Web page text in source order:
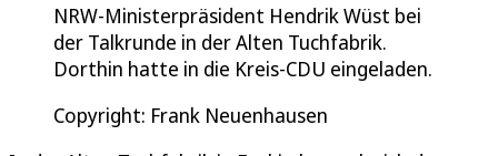
NRW-Ministerpräsident Hendrik Wüst bei
der Talkrunde in der Alten Tuchfabrik.
Dorthin hatte in die Kreis-CDU eingeladen.
Copyright: Frank Neuenhausen